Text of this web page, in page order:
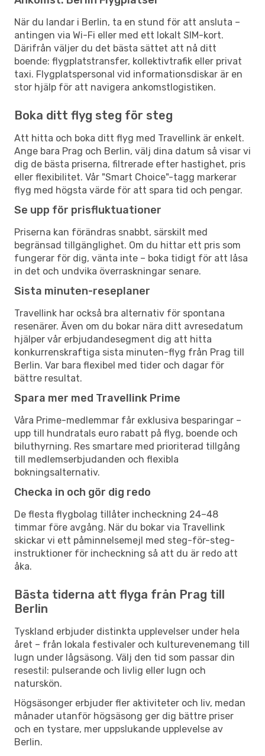
När du landar i Berlin, ta en stund för att ansluta –
antingen via Wi-Fi eller med ett lokalt SIM-kort.
Därifrån väljer du det bästa sättet att nå ditt
boende: flygplatstransfer, kollektivtrafik eller privat
taxi. Flygplatspersonal vid informationsdiskar är en
stor hjälp för att navigera ankomstlogistiken.
Boka ditt flyg steg för steg
Att hitta och boka ditt flyg med Travellink är enkelt.
Ange bara Prag och Berlin, välj dina datum så visar vi
dig de bästa priserna, filtrerade efter hastighet, pris
eller flexibilitet. Vår "Smart Choice"-tagg markerar
flyg med högsta värde för att spara tid och pengar.
Se upp för prisfluktuationer
Priserna kan förändras snabbt, särskilt med
begränsad tillgänglighet. Om du hittar ett pris som
fungerar för dig, vänta inte – boka tidigt för att låsa
in det och undvika överraskningar senare.
Sista minuten-reseplaner
Travellink har också bra alternativ för spontana
resenärer. Även om du bokar nära ditt avresedatum
hjälper vår erbjudandesegment dig att hitta
konkurrenskraftiga sista minuten-flyg från Prag till
Berlin. Var bara flexibel med tider och dagar för
bättre resultat.
Spara mer med Travellink Prime
Våra Prime-medlemmar får exklusiva besparingar –
upp till hundratals euro rabatt på flyg, boende och
biluthyrning. Res smartare med prioriterad tillgång
till medlemserbjudanden och flexibla
bokningsalternativ.
Checka in och gör dig redo
De flesta flygbolag tillåter incheckning 24–48
timmar före avgång. När du bokar via Travellink
skickar vi ett påminnelsemejl med steg-för-steg-
instruktioner för incheckning så att du är redo att
åka.
Bästa tiderna att flyga från Prag till
Berlin
Tyskland erbjuder distinkta upplevelser under hela
året – från lokala festivaler och kulturevenemang till
lugn under lågsäsong. Välj den tid som passar din
resestil: pulserande och livlig eller lugn och
naturskön.
Högsäsonger erbjuder fler aktiviteter och liv, medan
månader utanför högsäsong ger dig bättre priser
och en tystare, mer uppslukande upplevelse av
Berlin.